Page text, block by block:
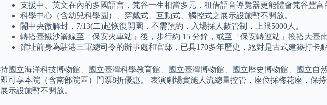
支援中、英文在內的多國語言，梵谷一生相當多元，租借語音導覽器更能體會梵谷豐富
科學中心（含幼兒科學園）、穿戴式、互動式、觸控式之展示設施暫不開放。
閤中央微解封，7/13(二)起恢復開園，不需預約，入場採人數管制，上限5000人。
轉搭臺鐵沙崙線至「保安火車站」後，步行約 15 分鐘，或至「保安轉運站」換搭大臺
館址前身為駐港三軍總司令的辦事處和官邸，已具170多年歷史，絕對是古式建築打卡點
持國立海洋科技博物館、國立臺灣科學教育館、國立臺灣博物館、國立歷史博物館、國立
即可享本院（含南部院區）門票8折優惠。 表演劇場實施人流總量控管，座位採梅花座，
展示設施暫不開放。